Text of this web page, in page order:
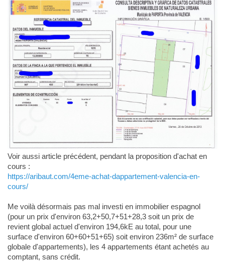
Voir aussi article précédent, pendant la proposition d'achat en
cours :
https://aribaut.com/4eme-achat-dappartement-valencia-en-
cours/
Me voilà désormais pas mal investi en immobilier espagnol
(pour un prix d'environ 63,2+50,7+51+28,3 soit un prix de
revient global actuel d'environ 194,6kE au total, pour une
surface d'environ 60+60+51+65) soit environ 236m² de surface
globale d'appartements), les 4 appartements étant achetés au
comptant, sans crédit.